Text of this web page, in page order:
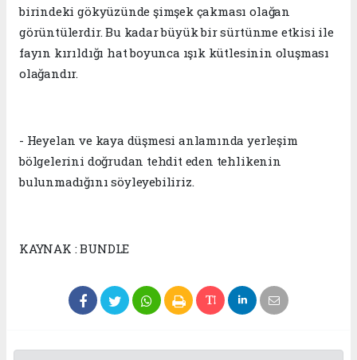
birindeki gökyüzünde şimşek çakması olağan
görüntülerdir. Bu kadar büyük bir sürtünme etkisi ile
fayın kırıldığı hat boyunca ışık kütlesinin oluşması
olağandır.
- Heyelan ve kaya düşmesi anlamında yerleşim
bölgelerini doğrudan tehdit eden tehlikenin
bulunmadığını söyleyebiliriz.
KAYNAK : BUNDLE